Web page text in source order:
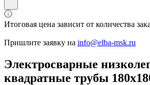
Итоговая цена зависит от количества
Пришлите заявку на info@elba-msk.ru
Электросварные
квадратные трубы